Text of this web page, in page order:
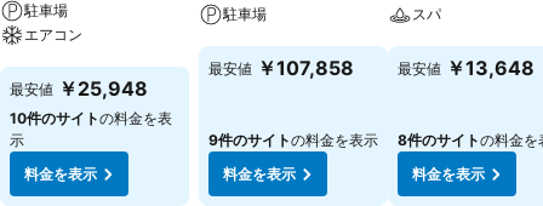
駐車場
エアコン
料金を表示
最安値 ￥25,948
10件のサイトの料金を表
示
料金を表示
駐車場
料金を表示
最安値 ￥107,858
9件のサイトの料金を表示
料金を表示
スパ
料金を表示
最安値 ￥13,648
8件のサイトの料金を
料金を表示